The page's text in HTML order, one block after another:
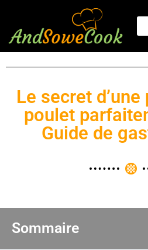
Le secret
poulet
Guide de
Sommaire